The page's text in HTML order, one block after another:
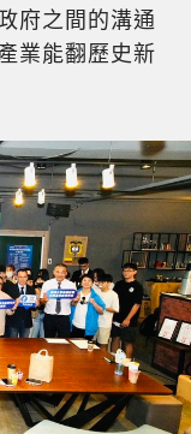
府之間的溝通
業能翻歷史新